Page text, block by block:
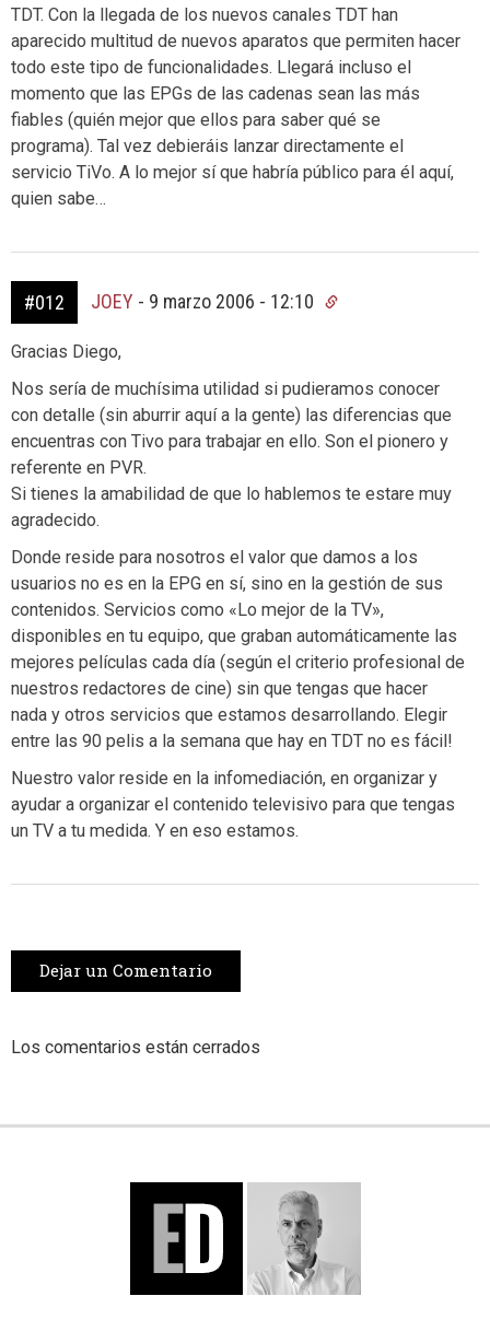
TDT. Con la llegada de los nuevos canales TDT han
aparecido multitud de nuevos aparatos que permiten hacer
todo este tipo de funcionalidades. Llegará incluso el
momento que las EPGs de las cadenas sean las más
fiables (quién mejor que ellos para saber qué se
programa). Tal vez debieráis lanzar directamente el
servicio TiVo. A lo mejor sí que habría público para él aquí,
quien sabe…
#012 JOEY - 9 marzo 2006 - 12:10
Gracias Diego,
Nos sería de muchísima utilidad si pudieramos conocer
con detalle (sin aburrir aquí a la gente) las diferencias que
encuentras con Tivo para trabajar en ello. Son el pionero y
referente en PVR.
Si tienes la amabilidad de que lo hablemos te estare muy
agradecido.
Donde reside para nosotros el valor que damos a los
usuarios no es en la EPG en sí, sino en la gestión de sus
contenidos. Servicios como «Lo mejor de la TV»,
disponibles en tu equipo, que graban automáticamente las
mejores películas cada día (según el criterio profesional de
nuestros redactores de cine) sin que tengas que hacer
nada y otros servicios que estamos desarrollando. Elegir
entre las 90 pelis a la semana que hay en TDT no es fácil!
Nuestro valor reside en la infomediación, en organizar y
ayudar a organizar el contenido televisivo para que tengas
un TV a tu medida. Y en eso estamos.
Dejar un Comentario
Los comentarios están cerrados